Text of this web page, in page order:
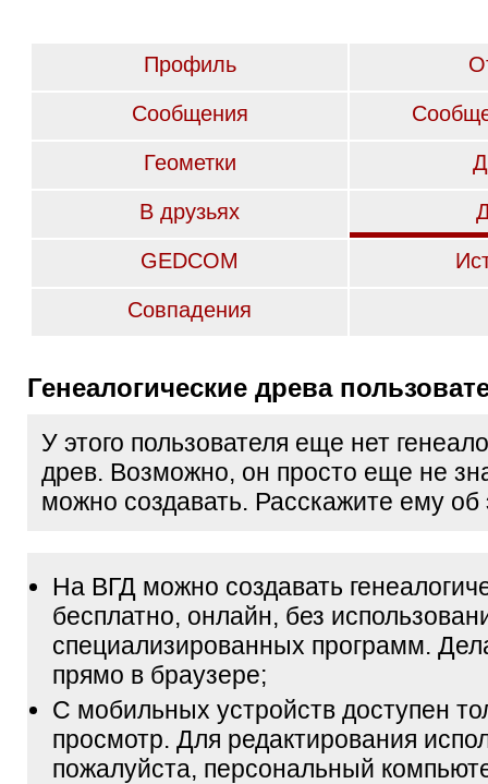
Профиль
Сообщения
Геометки
В друзьях
GEDCOM
Совпадения
Генеалогические древа
У этого пользователя еще нет
древ. Возможно, он просто еще не
можно создавать. Расскажите ему об
На ВГД можно создавать
бесплатно, онлайн, без
специализированных программ.
прямо в браузере;
С мобильных устройств доступен
просмотр. Для редактирования
пожалуйста, персональный